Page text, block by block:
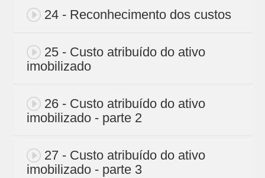
24 - Reconhecimento dos custos
25 - Custo atribuído do ativo
imobilizado
26 - Custo atribuído do ativo
imobilizado - parte 2
27 - Custo atribuído do ativo
imobilizado - parte 3